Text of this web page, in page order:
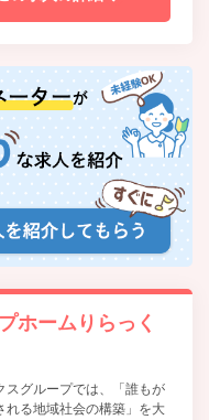
ホームりらっく
スグループでは、「誰もが
れる地域社会の構築」を大